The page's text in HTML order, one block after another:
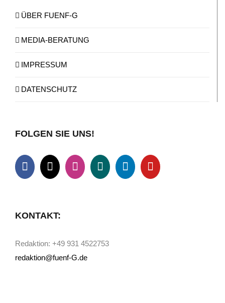
ÜBER FUENF-G
MEDIA-BERATUNG
IMPRESSUM
DATENSCHUTZ
FOLGEN SIE UNS!
KONTAKT:
Redaktion: +49 931 4522753
redaktion@fuenf-G.de